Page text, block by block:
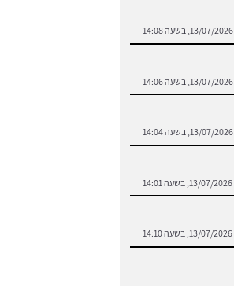
13/07/2026, בשעה 14:08
13/07/2026, בשעה 14:06
13/07/2026, בשעה 14:04
13/07/2026, בשעה 14:01
13/07/2026, בשעה 14:10